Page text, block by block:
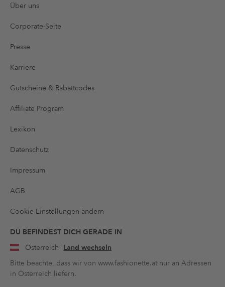
Über uns
Corporate-Seite
Presse
Karriere
Gutscheine & Rabattcodes
Affiliate Program
Lexikon
Datenschutz
Impressum
AGB
Cookie Einstellungen ändern
DU BEFINDEST DICH GERADE IN
Österreich Land wechseln
Bitte beachte, dass wir von www.fashionette.at nur an Adressen
in Österreich liefern.